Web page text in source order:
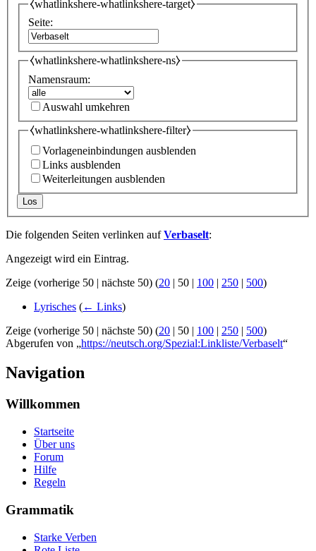
⧼whatlinkshere-whatlinkshere-target⧽
Seite:
⧼whatlinkshere-whatlinkshere-ns⧽
Namensraum:
Auswahl umkehren
⧼whatlinkshere-whatlinkshere-filter⧽
Vorlageneinbindungen ausblenden
Links ausblenden
Weiterleitungen ausblenden
Los
Die folgenden Seiten verlinken aufVerbaselt:
Angezeigt wird ein Eintrag.
Zeige (vorherige 50 | nächste 50) (20 | 50 | 100 | 250 | 500)
Lyrisches (← Links)
Zeige (vorherige 50 | nächste 50) (20 | 50 | 100 | 250 | 500)
Abgerufen von „https://neutsch.org/Spezial:Linkliste/Verbaselt“
Navigation
Willkommen
Startseite
Über uns
Forum
Hilfe
Regeln
Grammatik
Starke Verben